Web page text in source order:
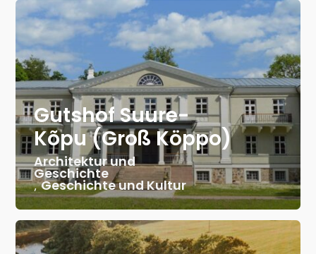
Gutshof Suure-
Kõpu (Groß Köppo)
Architektur und
Geschichte
,Geschichte und Kultur